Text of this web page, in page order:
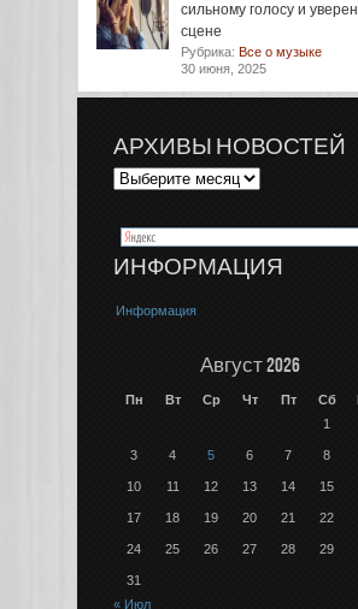
сильному голосу и
сцене
Рубрика: Все о музыке
30 июня, 2025
АРХИВЫ НОВОСТЕЙ
ИНФОРМАЦИЯ
Информация
Август 2026
Пн Вт Ср Чт Пт Сб
1
3 4 5 6 7 8
10 11 12 13 14 15
17 18 19 20 21 22
24 25 26 27 28 29
31
« Июл